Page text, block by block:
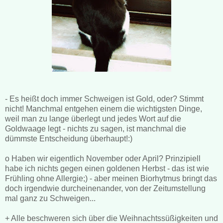
- Es heißt doch immer Schweigen ist Gold, oder? Stimmt
nicht! Manchmal entgehen einem die wichtigsten Dinge,
weil man zu lange überlegt und jedes Wort auf die
Goldwaage legt - nichts zu sagen, ist manchmal die
dümmste Entscheidung überhaupt!:)
o Haben wir eigentlich November oder April? Prinzipiell
habe ich nichts gegen einen goldenen Herbst - das ist wie
Frühling ohne Allergie;) - aber meinen Biorhytmus bringt das
doch irgendwie durcheinenander, von der Zeitumstellung
mal ganz zu Schweigen...
+ Alle beschweren sich über die Weihnachtssüßigkeiten und